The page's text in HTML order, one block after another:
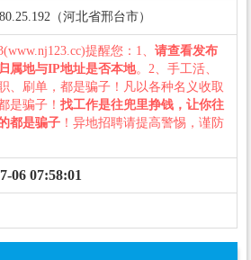
（河北省邢台市）
提醒您：1、 请查看发布
属地与IP地址是否本地。2、手工活、
、刷单，都是骗子！凡以各种名义收取
是骗子！ 找工作是往兜里挣钱，让你往
都是骗子 ！异地招聘请提高警惕，谨防
06 07:58:01